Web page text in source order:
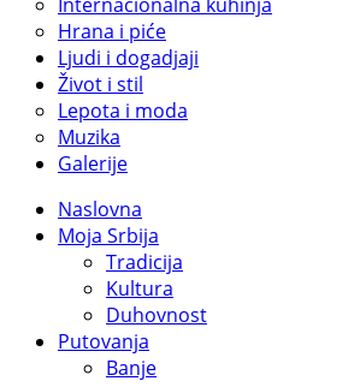
Hrana i piće
Ljudi i dogadjaji
Život i stil
Lepota i moda
Muzika
Galerije
Naslovna
Moja Srbija
Tradicija
Kultura
Duhovnost
Putovanja
Banje